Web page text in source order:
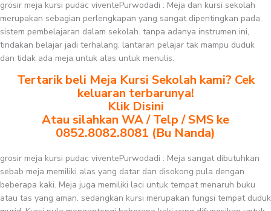
grosir meja kursi pudac viventePurwodadi : Meja dan kursi sekolah
merupakan sebagian perlengkapan yang sangat dipentingkan pada
sistem pembelajaran dalam sekolah. tanpa adanya instrumen ini,
tindakan belajar jadi terhalang. lantaran pelajar tak mampu duduk
dan tidak ada meja untuk alas untuk menulis.
Tertarik beli Meja Kursi Sekolah kami? Cek
keluaran terbarunya!
Klik Disini
Atau silahkan WA / Telp / SMS ke
0852.8082.8081 (Bu Nanda)
grosir meja kursi pudac viventePurwodadi : Meja sangat dibutuhkan
sebab meja memiliki alas yang datar dan disokong pula dengan
beberapa kaki. Meja juga memiliki laci untuk tempat menaruh buku
atau tas yang aman. sedangkan kursi merupakan fungsi tempat duduk